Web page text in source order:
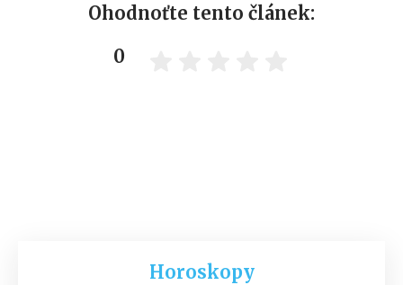
Ohodnoťte tento článek:
0
Horoskopy